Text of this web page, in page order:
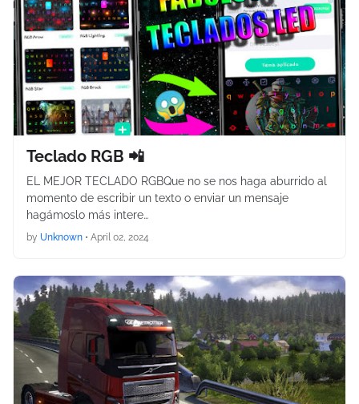
Teclado RGB 📲
EL MEJOR TECLADO RGBQue no se nos haga aburrido al
momento de escribir un texto o enviar un mensaje
hagámoslo más intere…
by Unknown • April 02, 2024